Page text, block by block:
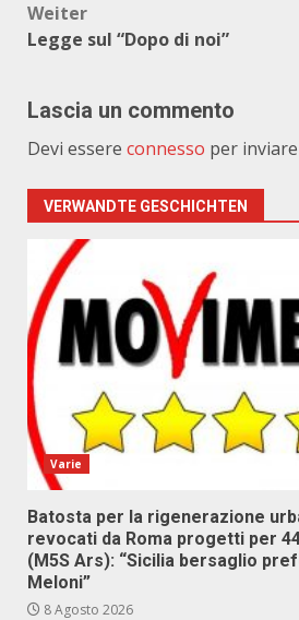
Weiter
Legge sul “Dopo di noi”
Lascia un commento
Devi essere connesso per
VERWANDTE GESCHICHTEN
Varie
Batosta per la rigenerazione
revocati da Roma progetti per
(M5S Ars): “Sicilia bersaglio
Meloni”
8 Agosto 2026